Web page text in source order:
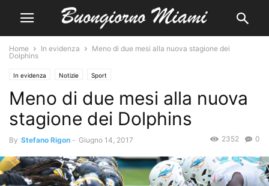
Home In evidenza
Meno di due mesi alla nuova stagione dei
Dolphins
In evidenza Notizie Sport
Meno di due mesi alla nuova
stagione dei Dolphins
By Stefano Rigon - Giugno 14, 2017 0
2352